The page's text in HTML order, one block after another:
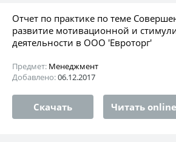
Отчет по практике по теме
развитие мотивационной и
деятельности в ООО 'Евроторг'
Предмет: Менеджмент
Добавлено:06.12.2017
Скачать Читать online